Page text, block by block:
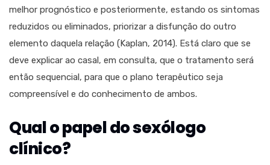
melhor prognóstico e posteriormente, estando os sintomas
reduzidos ou eliminados, priorizar a disfunção do outro
elemento daquela relação (Kaplan, 2014). Está claro que se
deve explicar ao casal, em consulta, que o tratamento será
então sequencial, para que o plano terapêutico seja
compreensível e do conhecimento de ambos.
Qual o papel do sexólogo
clínico?